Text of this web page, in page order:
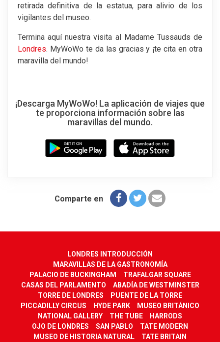
retirada definitiva de la estatua, para alivio de los
vigilantes del museo.
Termina aquí nuestra visita al Madame Tussauds de
Londres. MyWoWo te da las gracias y ¡te cita en otra
maravilla del mundo!
¡Descarga MyWoWo! La aplicación de viajes que
te proporciona información sobre las
maravillas del mundo.
Comparte en
LONDRES INTRODUCCIÓN
MARAVILLAS DE LA GASTRONOMÍA
PALACIO DE BUCKINGHAM
TRAFALGAR SQUARE
CASAS DEL PARLAMENTO
ABADÍA DE WESTMINSTER
TORRE DE LONDRES
PUENTE DE LA TORRE
PICCADILLY CIRCUS
HYDE PARK
MUSEO BRITÁNICO
NATIONAL GALLERY
THE TUBE
HARRODS
OJO DE LONDRES
SAN PABLO
TATE MODERN
MUSEO DE HISTORIA NATURAL
TATE BRITAIN